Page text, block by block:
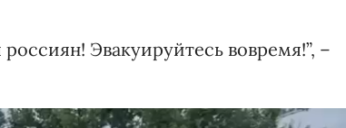
Эвакуируйтесь вовремя!”, –